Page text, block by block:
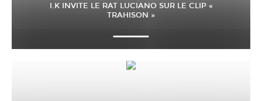
I.K INVITE LE RAT LUCIANO SUR LE CLIP «
TRAHISON »